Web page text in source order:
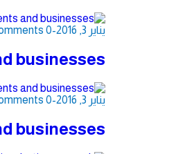
يناير 3, 2016 -
0 comments
businesses
يناير 3, 2016 -
0 comments
businesses